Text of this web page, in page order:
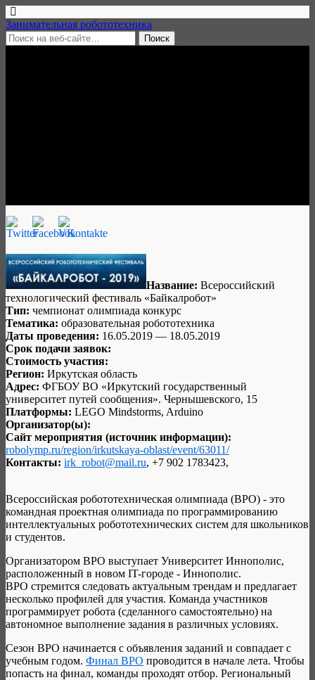
Занимательная робототехника
Название: Всероссийский
технологический фестиваль «Байкалробот»
Тип: чемпионат олимпиада конкурс
Тематика: образовательная робототехника
Даты проведения: 16.05.2019 — 18.05.2019
Срок подачи заявок:
Стоимость участия:
Регион: Иркутская область
Адрес: ФГБОУ ВО «Иркутский государственный
университет путей сообщения». Чернышевского, 15
Платформы: LEGO Mindstorms, Arduino
Организатор(ы):
Сайт мероприятия (источник информации):
robolymp.ru/region/irkutskaya-oblast/event/63011/
Контакты: irk_robot@mail.ru, +7 902 1783423,
Всероссийская робототехническая олимпиада (ВРО) - это
командная проектная олимпиада по программированию
интеллектуальных робототехнических систем для школьников
и студентов.
Организатором ВРО выступает Университет Иннополис,
расположенный в новом IT-городе - Иннополис.
ВРО стремится следовать актуальным трендам и предлагает
несколько профилей для участия. Команда участников
программирует робота (сделанного самостоятельно) на
автономное выполнение задания в различных условиях.
Сезон ВРО начинается с объявления заданий и совпадает с
учебным годом. Финал ВРО проводится в начале лета. Чтобы
попасть на финал, команды проходят отбор. Региональный